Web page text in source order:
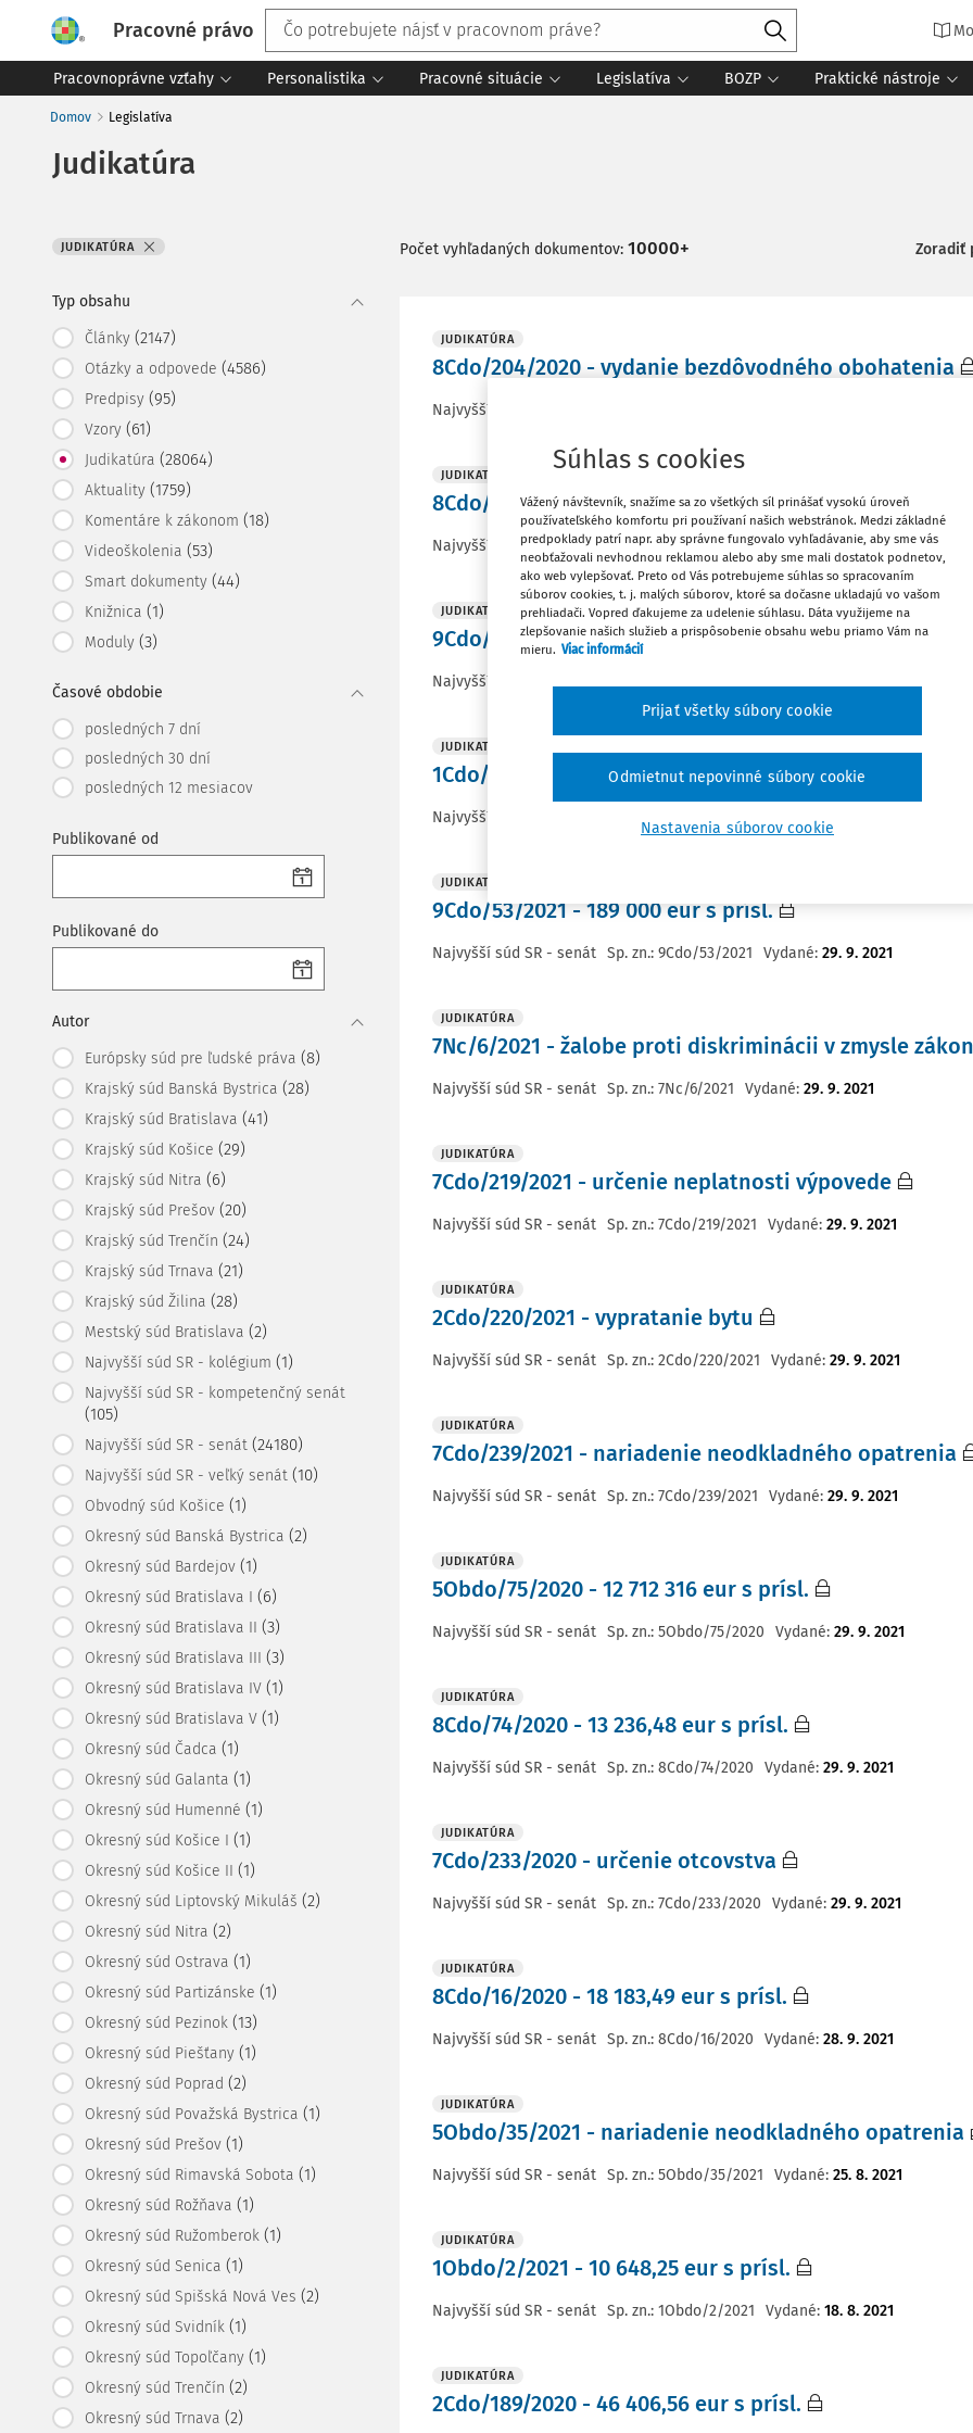
Pracovné právo
Pracovnoprávne vzťahy Personalistika Pracovné situácie Legislatíva BOZP Praktické nástroje
Domov Legislatíva
Judikatúra
JUDIKATÚRA
Typ obsahu
Články (2147)
Otázky a odpovede (4586)
Predpisy (95)
Vzory (61)
Judikatúra (28064)
Aktuality (1759)
Komentáre k zákonom (18)
Videoškolenia (53)
Smart dokumenty (44)
Knižnica (1)
Moduly (3)
Časové obdobie
posledných 7 dní
posledných 30 dní
posledných 12 mesiacov
Publikované od
Publikované do
Autor
Európsky súd pre ľudské práva (8)
Krajský súd Banská Bystrica (28)
Krajský súd Bratislava (41)
Krajský súd Košice (29)
Krajský súd Nitra (6)
Krajský súd Prešov (20)
Krajský súd Trenčín (24)
Krajský súd Trnava (21)
Krajský súd Žilina (28)
Mestský súd Bratislava (2)
Najvyšší súd SR - kolégium (1)
Najvyšší súd SR - kompetenčný senát
(105)
Najvyšší súd SR - senát (24180)
Najvyšší súd SR - veľký senát (10)
Obvodný súd Košice (1)
Okresný súd Banská Bystrica (2)
Okresný súd Bardejov (1)
Okresný súd Bratislava I (6)
Okresný súd Bratislava II (3)
Okresný súd Bratislava III (3)
Okresný súd Bratislava IV (1)
Okresný súd Bratislava V (1)
Okresný súd Čadca (1)
Okresný súd Galanta (1)
Okresný súd Humenné (1)
Okresný súd Košice I (1)
Okresný súd Košice II (1)
Okresný súd Liptovský Mikuláš (2)
Okresný súd Nitra (2)
Okresný súd Ostrava (1)
Okresný súd Partizánske (1)
Okresný súd Pezinok (13)
Okresný súd Piešťany (1)
Okresný súd Poprad (2)
Okresný súd Považská Bystrica (1)
Okresný súd Prešov (1)
Okresný súd Rimavská Sobota (1)
Okresný súd Rožňava (1)
Okresný súd Ružomberok (1)
Okresný súd Senica (1)
Okresný súd Spišská Nová Ves (2)
Okresný súd Svidník (1)
Okresný súd Topoľčany (1)
Okresný súd Trenčín (2)
Okresný súd Trnava (2)
Počet vyhľadaných dokumentov: 10000+ Zoradiť
JUDIKATÚRA
8Cdo/204/2020 - vydanie bezdôvodného obohatenia
Najvyšší súd SR - senát
JUDIKATÚRA
8Cdo/83/2020 - zvýšenie náhrady za sťaženie spoloč.
Najvyšší súd SR - senát Sp. zn.:8Cdo/83/2020 Vydané:29. 9. 2021
JUDIKATÚRA
9Cdo/222/2021 - náhradu škody
Najvyšší súd SR - senát
JUDIKATÚRA
1Cdo/66/2021 - priznanie nemajetkovej ujmy
Najvyšší súd SR - senát 1Cdo/66/2021 : 29. 9. 2021
JUDIKATÚRA
9Cdo/53/2021 - 189 000 eur s prísl.
Najvyšší súd SR - senát Sp. zn.: 9Cdo/53/2021 Vydané: 29. 9. 2021
JUDIKATÚRA
7Nc/6/2021 - žalobe proti diskriminácii v zmysle
Najvyšší súd SR - senát Sp. zn.: 7Nc/6/2021 Vydané: 29. 9. 2021
JUDIKATÚRA
7Cdo/219/2021 - určenie neplatnosti výpovede
Najvyšší súd SR - senát Sp. zn.: 7Cdo/219/2021 Vydané: 29. 9. 2021
JUDIKATÚRA
2Cdo/220/2021 - vypratanie bytu
Najvyšší súd SR - senát Sp. zn.: 2Cdo/220/2021 Vydané: 29. 9. 2021
JUDIKATÚRA
7Cdo/239/2021 - nariadenie neodkladného opatrenia
Najvyšší súd SR - senát Sp. zn.: 7Cdo/239/2021 Vydané: 29. 9. 2021
JUDIKATÚRA
5Obdo/75/2020 - 12 712 316 eur s prísl.
Najvyšší súd SR - senát Sp. zn.: 5Obdo/75/2020 Vydané: 29. 9. 2021
JUDIKATÚRA
8Cdo/74/2020 - 13 236,48 eur s prísl.
Najvyšší súd SR - senát Sp. zn.: 8Cdo/74/2020 Vydané: 29. 9. 2021
JUDIKATÚRA
7Cdo/233/2020 - určenie otcovstva
Najvyšší súd SR - senát Sp. zn.: 7Cdo/233/2020 Vydané: 29. 9. 2021
JUDIKATÚRA
8Cdo/16/2020 - 18 183,49 eur s prísl.
Najvyšší súd SR - senát Sp. zn.: 8Cdo/16/2020 Vydané: 28. 9. 2021
JUDIKATÚRA
5Obdo/35/2021 - nariadenie neodkladného opatrenia
Najvyšší súd SR - senát Sp. zn.: 5Obdo/35/2021 Vydané: 25. 8. 2021
JUDIKATÚRA
1Obdo/2/2021 - 10 648,25 eur s prísl.
Najvyšší súd SR - senát Sp. zn.: 1Obdo/2/2021 Vydané: 18. 8. 2021
JUDIKATÚRA
2Cdo/189/2020 - 46 406,56 eur s prísl.
Súhlas s cookies
Vážený návštevník, snažíme sa zo všetkých síl prinášať vysokú úroveň
používateľského komfortu pri používaní našich webstránok. Medzi základné
predpoklady patrí napr. aby správne fungovalo vyhľadávanie, aby sme vás
neobťažovali nevhodnou reklamou alebo aby sme mali dostatok podnetov,
ako web vylepšovať. Preto od Vás potrebujeme súhlas so spracovaním
súborov cookies, t. j. malých súborov, ktoré sa dočasne ukladajú vo vašom
prehliadači. Vopred ďakujeme za udelenie súhlasu. Dáta využijeme na
zlepšovanie našich služieb a prispôsobenie obsahu webu priamo Vám na
mieru. Viac informácií
Nastavenia súborov cookie
Odmietnut nepovinné súbory cookie
Prijať všetky súbory cookie